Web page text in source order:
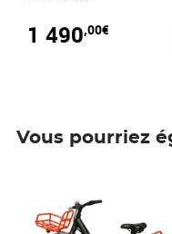
1 490,00€
Vous pourriez